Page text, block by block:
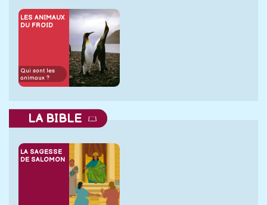
LES ANIMAUX
DU FROID
Qui sont les
animaux ?
LA BIBLE
LA SAGESSE
DE SALOMON